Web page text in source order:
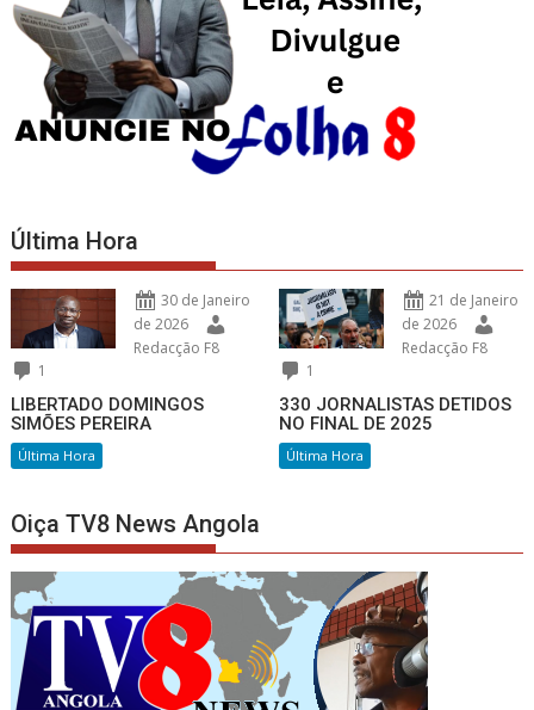
Última Hora
30 de Janeiro
de 2026
Redacção F8
1
LIBERTADO DOMINGOS
SIMÕES PEREIRA
Última Hora
21 de Janeiro
de 2026
Redacção F8
1
330 JORNALISTAS DETIDOS
NO FINAL DE 2025
Última Hora
Oiça TV8 News Angola